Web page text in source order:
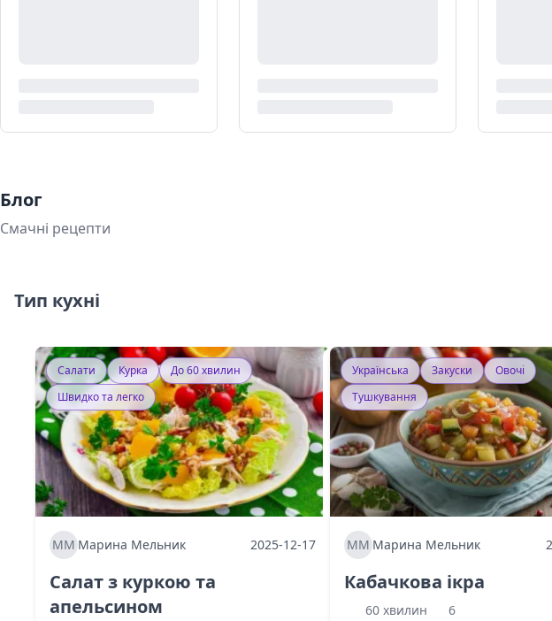
Блог
Смачні рецепти
Тип кухні
Салати Курка
До 60 хвилин
Швидко та легко
ММ Марина Мельник 2025-12-17
Салат з куркою та
апельсином
Українська Закуски
Овочі
Тушкування
ММ Марина Мельник
Кабачкова ікра
60 хвилин
6